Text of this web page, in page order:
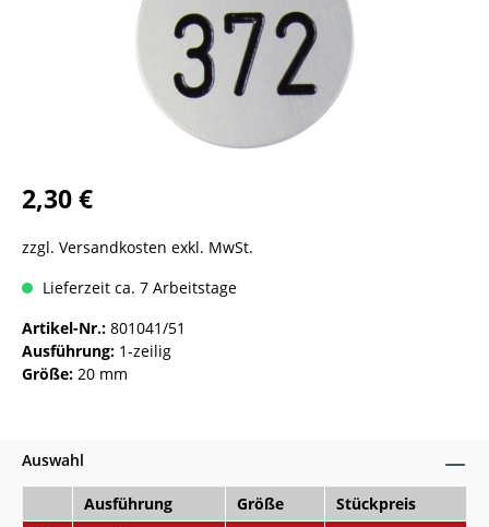
2,30 €
zzgl. Versandkosten exkl. MwSt.
Lieferzeit ca. 7 Arbeitstage
Artikel-Nr.: 801041/51
Ausführung: 1-zeilig
Größe: 20 mm
Auswahl
Ausführung Größe
Stückpreis